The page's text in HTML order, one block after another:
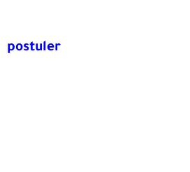
postuler